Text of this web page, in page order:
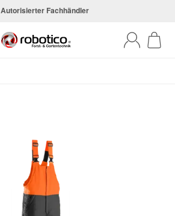
Autorisierter Fachhändler